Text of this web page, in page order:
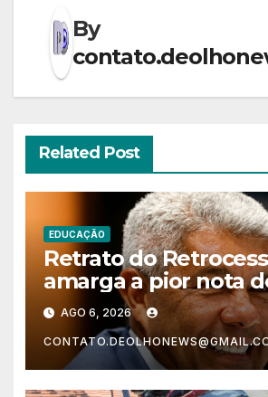
By
Related Post
EDUCAÇÃO
Retrato do
amarga a pior nota
nos anos finais do
Fundamental e a
Nordeste no Ensino
AGO 6, 2026